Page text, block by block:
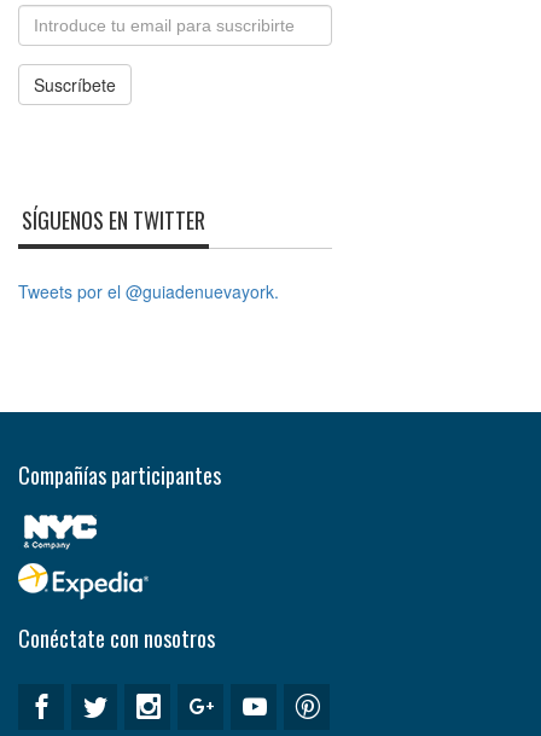
Email
Suscríbete
SÍGUENOS EN TWITTER
Tweets por el @guiadenuevayork.
Compañías participantes
Conéctate con nosotros